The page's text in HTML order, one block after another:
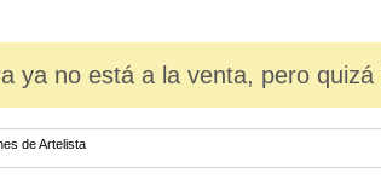
ya no está a la venta, pero quizá
de Artelista